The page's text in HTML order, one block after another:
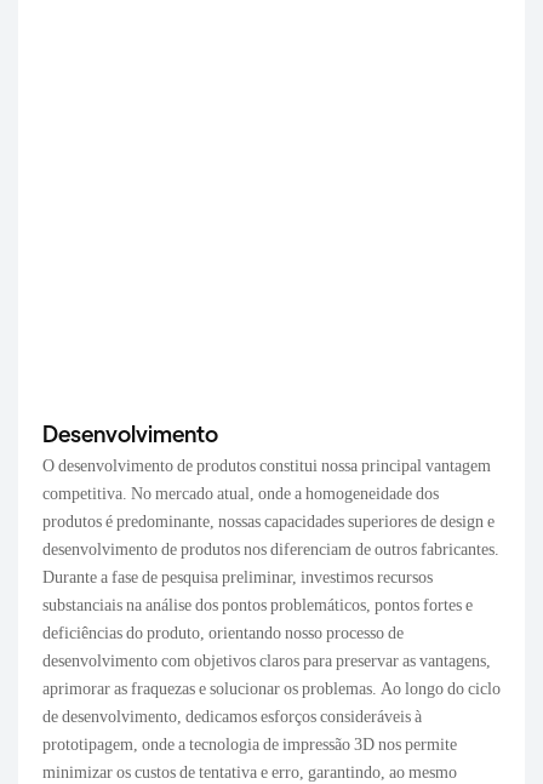
Desenvolvimento
O desenvolvimento de produtos constitui nossa principal vantagem
competitiva. No mercado atual, onde a homogeneidade dos
produtos é predominante, nossas capacidades superiores de design e
desenvolvimento de produtos nos diferenciam de outros fabricantes.
Durante a fase de pesquisa preliminar, investimos recursos
substanciais na análise dos pontos problemáticos, pontos fortes e
deficiências do produto, orientando nosso processo de
desenvolvimento com objetivos claros para preservar as vantagens,
aprimorar as fraquezas e solucionar os problemas. Ao longo do ciclo
de desenvolvimento, dedicamos esforços consideráveis ​​à
prototipagem, onde a tecnologia de impressão 3D nos permite
minimizar os custos de tentativa e erro, garantindo, ao mesmo